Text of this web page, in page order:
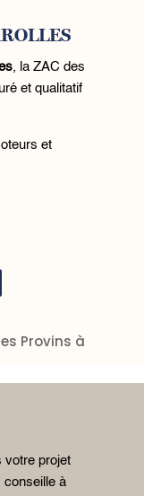
, la ZAC des
et qualitatif
et
votre projet
conseille à